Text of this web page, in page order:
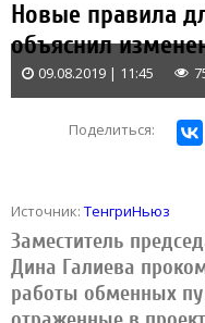
Новые правила
объяснил
09.08.2019 | 11:45
Поделиться:
Источник: ТенгриНьюз
Заместитель
Дина Галиева
работы обменных